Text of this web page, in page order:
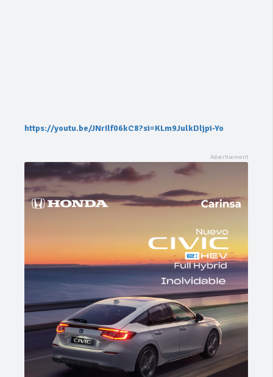
https://youtu.be/JNrIlf06kC8?si=KLm9JulkDljpi-Yo